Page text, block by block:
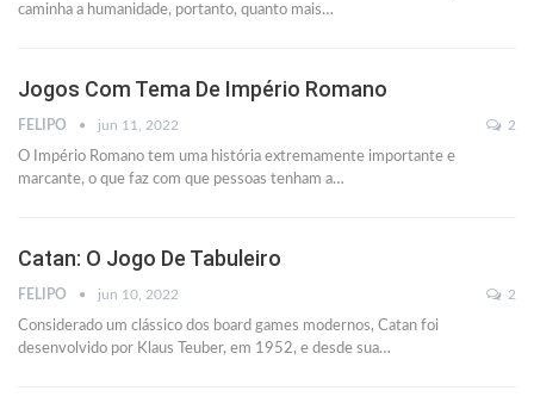
caminha a humanidade, portanto, quanto mais…
Jogos Com Tema De Império Romano
FELIPO jun 11, 2022 2
O Império Romano tem uma história extremamente importante e
marcante, o que faz com que pessoas tenham a…
Catan: O Jogo De Tabuleiro
FELIPO jun 10, 2022 2
Considerado um clássico dos board games modernos, Catan foi
desenvolvido por Klaus Teuber, em 1952, e desde sua…